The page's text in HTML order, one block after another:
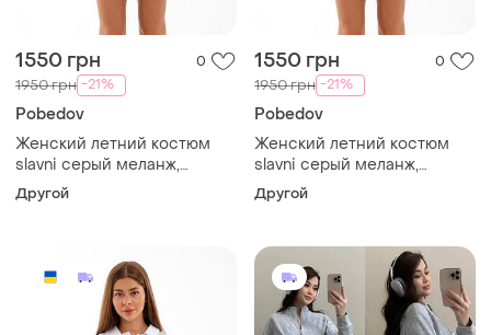
1550 грн 0
1950 грн -21%
Pobedov
Женский летний костюм
slavni серый меланж,
костюм slavni sunny
женский серый меланж
Другой
1550 грн 0
1950 грн -21%
Pobedov
Женский летний костюм
slavni серый меланж,
костюм slavni sunny
женский серый меланж
Другой